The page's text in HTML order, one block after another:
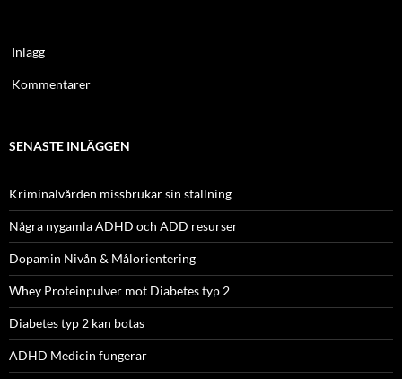
Inlägg
Kommentarer
SENASTE INLÄGGEN
Kriminalvården missbrukar sin ställning
Några nygamla ADHD och ADD resurser
Dopamin Nivån & Målorientering
Whey Proteinpulver mot Diabetes typ 2
Diabetes typ 2 kan botas
ADHD Medicin fungerar